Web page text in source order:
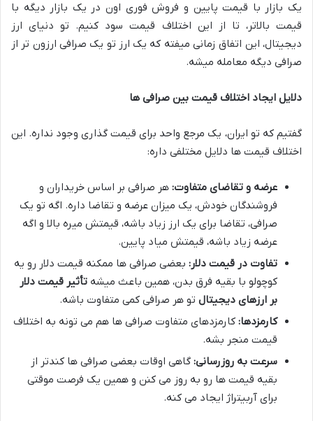
یک بازار با قیمت پایین و فروش فوری اون در یک بازار دیگه با
قیمت بالاتر، تا از این اختلاف قیمت سود کنیم. تو دنیای ارز
دیجیتال، این اتفاق زمانی میفته که یک ارز تو یک صرافی ارزون تر از
صرافی دیگه معامله میشه.
دلایل ایجاد اختلاف قیمت بین صرافی ها
گفتیم که تو ایران، یک مرجع واحد برای قیمت گذاری وجود نداره. این
اختلاف قیمت ها دلایل مختلفی داره:
عرضه و تقاضای متفاوت: هر صرافی بر اساس خریداران و
فروشندگان خودش، یک میزان عرضه و تقاضا داره. اگه تو یک
صرافی، تقاضا برای یک ارز زیاد باشه، قیمتش میره بالا و اگه
عرضه زیاد باشه، قیمتش میاد پایین.
تفاوت در قیمت دلار: بعضی صرافی ها ممکنه قیمت دلار رو یه
کوچولو با بقیه فرق بدن، همین باعث میشه تأثیر قیمت دلار
بر ارزهای دیجیتال تو هر صرافی کمی متفاوت باشه.
کارمزدها: کارمزدهای متفاوت صرافی ها هم می تونه به اختلاف
قیمت منجر بشه.
سرعت به روزرسانی: گاهی اوقات بعضی صرافی ها کندتر از
بقیه قیمت ها رو به روز می کنن و همین یک فرصت موقتی
برای آربیتراژ ایجاد می کنه.